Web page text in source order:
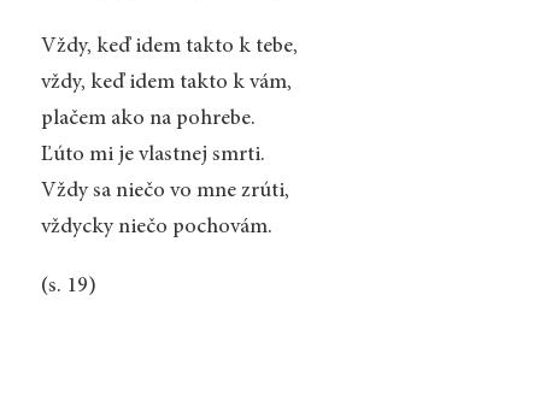
Vždy, keď idem takto k tebe,
vždy, keď idem takto k vám,
plačem ako na pohrebe.
Ľúto mi je vlastnej smrti.
Vždy sa niečo vo mne zrúti,
vždycky niečo pochovám.
(s. 19)